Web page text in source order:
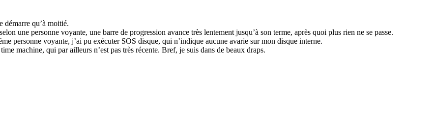
démarre qu’à moitié.
une personne voyante, une barre de progression avance très lentement jusqu’à son terme, après quoi plus rien ne se passe.
personne voyante, j’ai pu exécuter SOS disque, qui n’indique aucune avarie sur mon disque interne.
machine, qui par ailleurs n’est pas très récente. Bref, je suis dans de beaux draps.